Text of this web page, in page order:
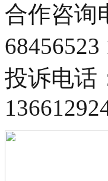
合作咨询
投诉电话